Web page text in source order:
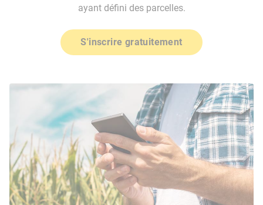
ayant défini des parcelles.
S'inscrire gratuitement